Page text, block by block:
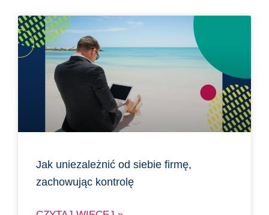
Jak uniezależnić od siebie firmę,
zachowując kontrolę